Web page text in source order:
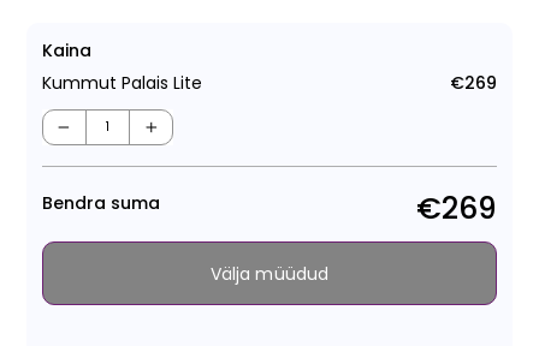
Kaina
Kummut Palais Lite
€269
− +
Bendra suma €269
Välja müüdud